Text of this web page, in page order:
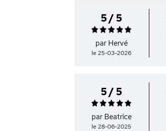
5 / 5
par Hervé
le 25-03-2026
5 / 5
par Beatrice
le 28-06-2025